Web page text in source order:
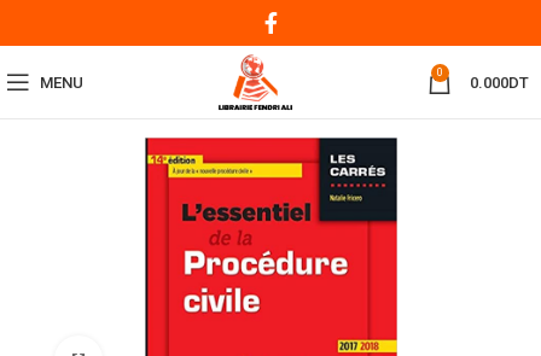
MENU
0
0.000DT